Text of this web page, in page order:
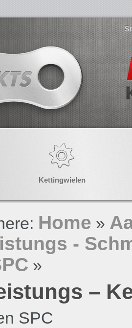
Kettingwielen
Home »
-
»
–
SPC